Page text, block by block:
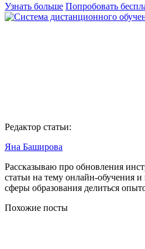
Узнать больше Попробовать
Редактор статьи:
Яна Баширова
Рассказываю про обновления
статьи на тему онлайн-обучения
сферы образования делиться
Похожие посты